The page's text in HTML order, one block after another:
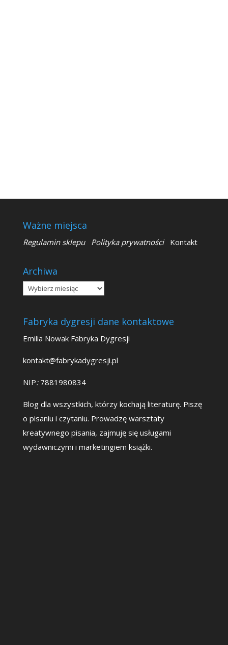
Ważne miejsca
Regulamin sklepu Polityka prywatnościKontakt
Archiwa
Archiwa
Fabryka dygresji dane kontaktowe
Emilia Nowak Fabryka Dygresji
kontakt@fabrykadygresji.pl
NIP: 7881980834
Blog dla wszystkich, którzy kochają literaturę. Piszę
o pisaniu i czytaniu. Prowadzę warsztaty
kreatywnego pisania, zajmuję się usługami
wydawniczymi i marketingiem książki.